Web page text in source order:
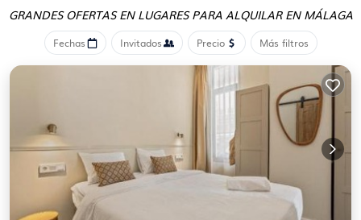
GRANDES OFERTAS EN LUGARESPARA ALQUILAR EN MÁLAGA
Fechas Invitados Precio Más filtros